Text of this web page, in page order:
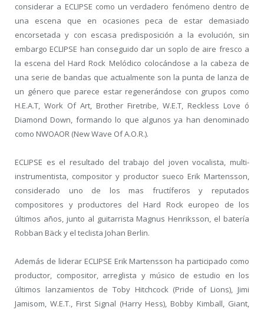
considerar a ECLIPSE como un verdadero fenómeno dentro de
una escena que en ocasiones peca de estar demasiado
encorsetada y con escasa predisposición a la evolución, sin
embargo ECLIPSE han conseguido dar un soplo de aire fresco a
la escena del Hard Rock Melódico colocándose a la cabeza de
una serie de bandas que actualmente son la punta de lanza de
un género que parece estar regenerándose con grupos como
H.E.A.T, Work Of Art, Brother Firetribe, W.E.T, Reckless Love ó
Diamond Down, formando lo que algunos ya han denominado
como NWOAOR (New Wave Of A.O.R.).
ECLIPSE es el resultado del trabajo del joven vocalista, multi-
instrumentista, compositor y productor sueco Erik Martensson,
considerado uno de los mas fructíferos y reputados
compositores y productores del Hard Rock europeo de los
últimos años, junto al guitarrista Magnus Henriksson, el batería
Robban Bäck y el teclista Johan Berlin.
Además de liderar ECLIPSE Erik Martensson ha participado como
productor, compositor, arreglista y músico de estudio en los
últimos lanzamientos de Toby Hitchcock (Pride of Lions), Jimi
Jamisom, W.E.T., First Signal (Harry Hess), Bobby Kimball, Giant,